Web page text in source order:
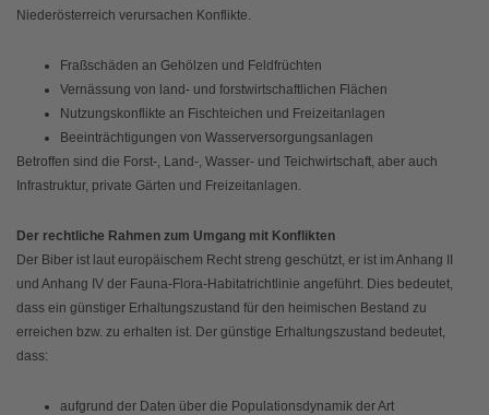
Niederösterreich verursachen Konflikte.
Fraßschäden an Gehölzen und Feldfrüchten
Vernässung von land- und forstwirtschaftlichen Flächen
Nutzungskonflikte an Fischteichen und Freizeitanlagen
Beeinträchtigungen von Wasserversorgungsanlagen
Betroffen sind die Forst-, Land-, Wasser- und Teichwirtschaft, aber auch
Infrastruktur, private Gärten und Freizeitanlagen.
Der rechtliche Rahmen zum Umgang mit Konflikten
Der Biber ist laut europäischem Recht streng geschützt, er ist im Anhang II
und Anhang IV der Fauna-Flora-Habitatrichtlinie angeführt. Dies bedeutet,
dass ein günstiger Erhaltungszustand für den heimischen Bestand zu
erreichen bzw. zu erhalten ist. Der günstige Erhaltungszustand bedeutet,
dass:
aufgrund der Daten über die Populationsdynamik der Art